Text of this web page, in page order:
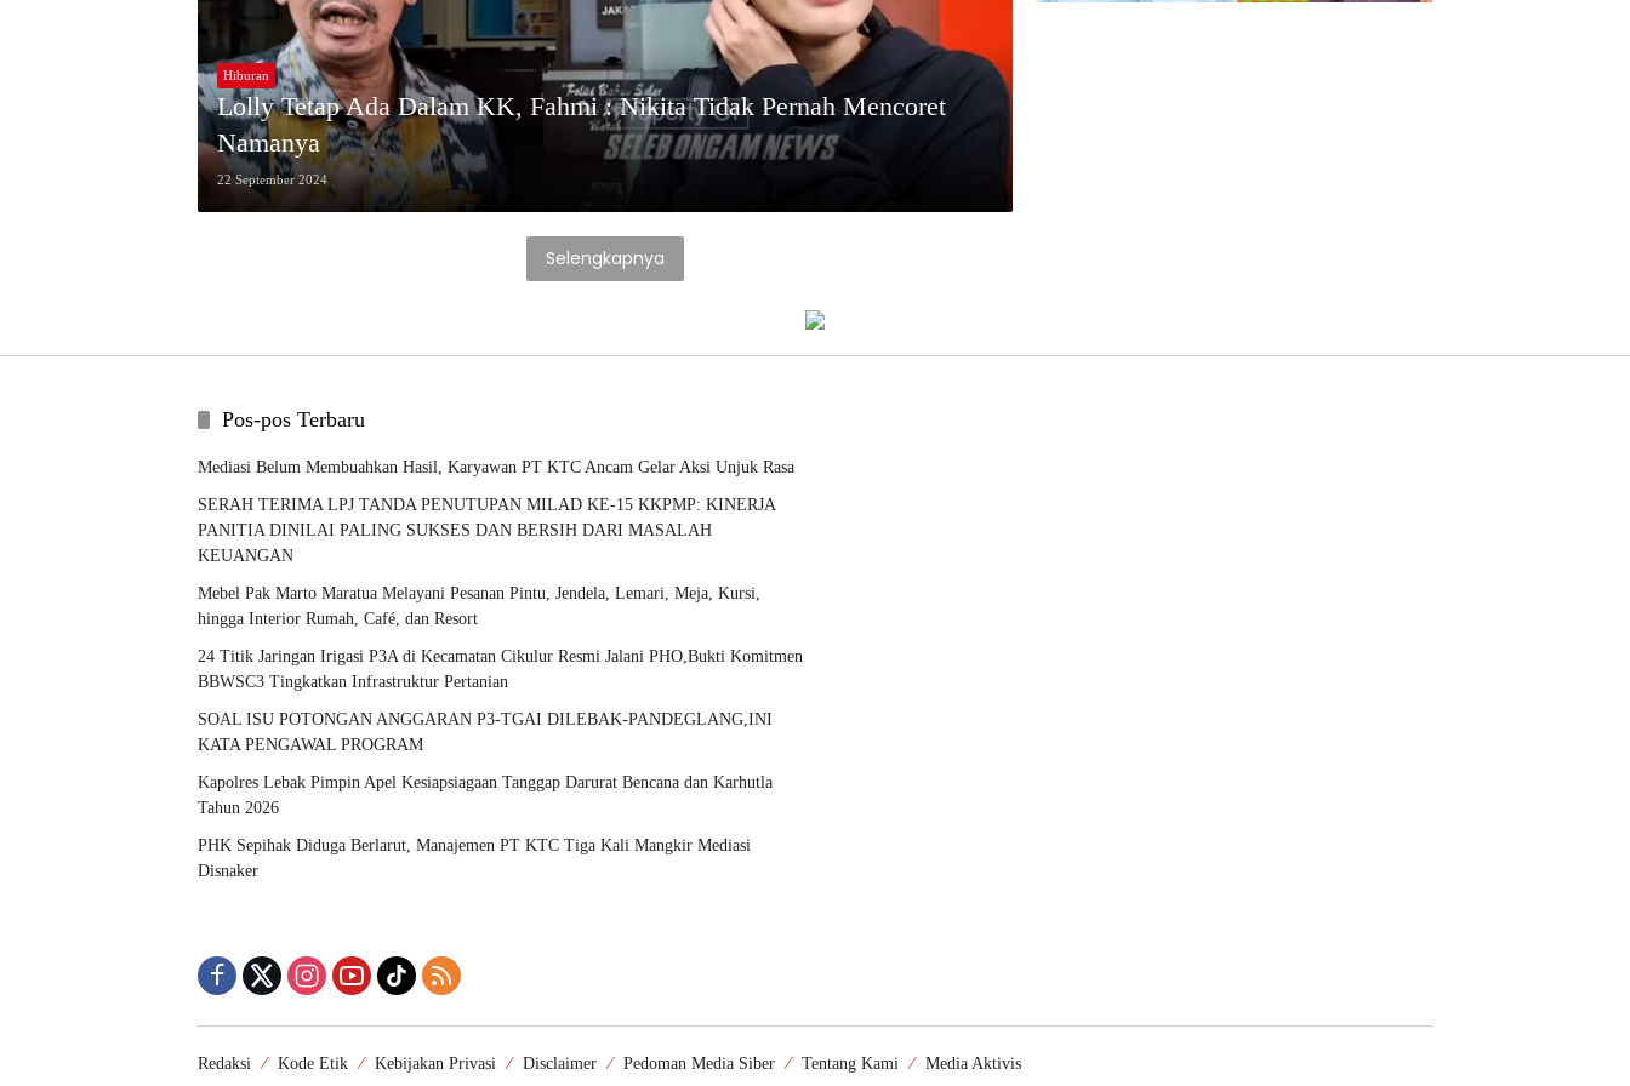
Hiburan
Lolly Tetap Ada Dalam KK, Fahmi : Nikita Tidak Pernah Mencoret
Namanya
22 September 2024
Selengkapnya
Pos-pos Terbaru
Mediasi Belum Membuahkan Hasil, Karyawan PT KTC Ancam Gelar Aksi Unjuk Rasa
SERAH TERIMA LPJ TANDA PENUTUPAN MILAD KE-15 KKPMP: KINERJA
PANITIA DINILAI PALING SUKSES DAN BERSIH DARI MASALAH
KEUANGAN
Mebel Pak Marto Maratua Melayani Pesanan Pintu, Jendela, Lemari, Meja, Kursi,
hingga Interior Rumah, Café, dan Resort
24 Titik Jaringan Irigasi P3A di Kecamatan Cikulur Resmi Jalani PHO,Bukti Komitmen
BBWSC3 Tingkatkan Infrastruktur Pertanian
SOAL ISU POTONGAN ANGGARAN P3-TGAI DILEBAK-PANDEGLANG,INI
KATA PENGAWAL PROGRAM
Kapolres Lebak Pimpin Apel Kesiapsiagaan Tanggap Darurat Bencana dan Karhutla
Tahun 2026
PHK Sepihak Diduga Berlarut, Manajemen PT KTC Tiga Kali Mangkir Mediasi
Disnaker
Redaksi Kode Etik Kebijakan Privasi Disclaimer Pedoman Media Siber Tentang Kami Media Aktivis